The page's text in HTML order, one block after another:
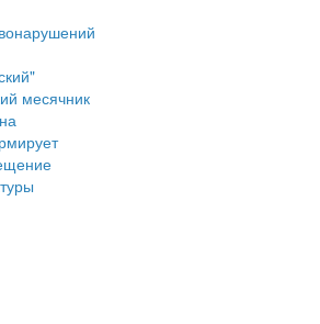
проектирования
и застройки
территории
месячник